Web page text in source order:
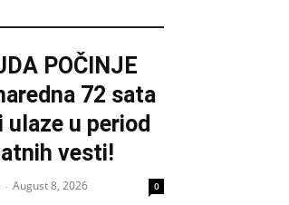
POČINJE
72 sata
ulaze u period
vesti!
- August 8, 2026 0